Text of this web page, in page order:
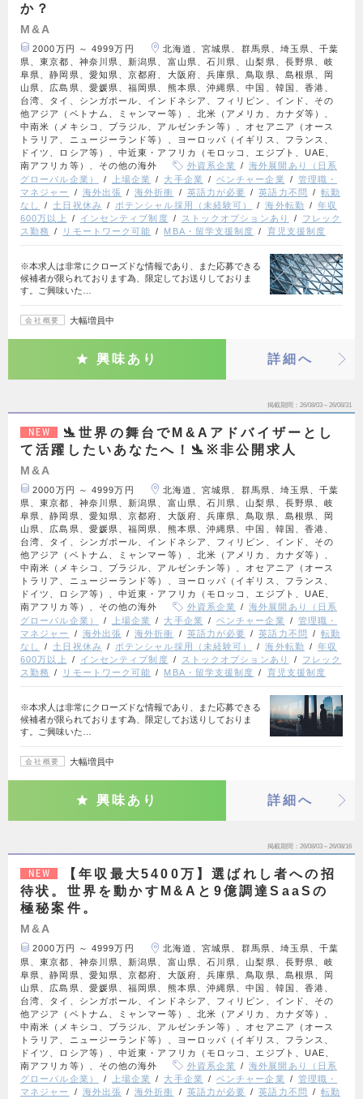
か？
M&A
2000万円 ～ 4999万円
北海道、宮城県、群馬県、埼玉県、千葉
県、東京都、神奈川県、新潟県、富山県、石川県、山梨県、長野県、岐
阜県、静岡県、愛知県、京都府、大阪府、兵庫県、鳥取県、島根県、岡
山県、広島県、愛媛県、福岡県、熊本県、沖縄県、中国、韓国、香港、
台湾、タイ、シンガポール、インドネシア、フィリピン、インド、その
他アジア（ベトナム、ミャンマー等）、北米（アメリカ、カナダ等）、
中南米（メキシコ、ブラジル、アルゼンチン等）、オセアニア（オース
トラリア、ニュージーランド等）、ヨーロッパ（イギリス、フランス、
ドイツ、ロシア等）、中近東・アフリカ（モロッコ、エジプト、UAE、
南アフリカ等）、その他の海外
外資系企業
海外展開あり（日系
グローバル企業）
上場企業 大手企業 ベンチャー企業
管理職・
マネジャー
海外出張 海外折衝 英語力が必要 英語力不問
転勤
なし
土日祝休み ポテンシャル採用（未経験可） 海外転勤
年収
600万以上
インセンティブ制度 ストックオプションあり
フレック
ス勤務
リモートワーク可能 MBA・留学支援制度 育児支援制度
※本求人は非常にクローズドな情報であり、また応募できる
候補者が限られております為、限定してお送りしておりま
す。ご興味いた…
会社概要 大幅増員中
興味あり 詳細へ
掲載期間 26/08/03～26/08/31
NEW
🛬世界の舞台でM&Aアドバイザーとし
て活躍したいあなたへ！🛬※非公開求人
M&A
2000万円 ～ 4999万円
北海道、宮城県、群馬県、埼玉県、千葉
県、東京都、神奈川県、新潟県、富山県、石川県、山梨県、長野県、岐
阜県、静岡県、愛知県、京都府、大阪府、兵庫県、鳥取県、島根県、岡
山県、広島県、愛媛県、福岡県、熊本県、沖縄県、中国、韓国、香港、
台湾、タイ、シンガポール、インドネシア、フィリピン、インド、その
他アジア（ベトナム、ミャンマー等）、北米（アメリカ、カナダ等）、
中南米（メキシコ、ブラジル、アルゼンチン等）、オセアニア（オース
トラリア、ニュージーランド等）、ヨーロッパ（イギリス、フランス、
ドイツ、ロシア等）、中近東・アフリカ（モロッコ、エジプト、UAE、
南アフリカ等）、その他の海外
外資系企業
海外展開あり（日系
グローバル企業）
上場企業 大手企業 ベンチャー企業
管理職・
マネジャー
海外出張 海外折衝 英語力が必要 英語力不問
転勤
なし
土日祝休み ポテンシャル採用（未経験可） 海外転勤
年収
600万以上
インセンティブ制度 ストックオプションあり
フレック
ス勤務
リモートワーク可能 MBA・留学支援制度 育児支援制度
※本求人は非常にクローズドな情報であり、また応募できる
候補者が限られております為、限定してお送りしておりま
す。ご興味いた…
会社概要 大幅増員中
興味あり 詳細へ
掲載期間 26/08/03～26/08/16
NEW
【年収最大5400万】選ばれし者への招
待状。世界を動かすM&Aと9億調達SaaSの
極秘案件。
M&A
2000万円 ～ 4999万円
北海道、宮城県、群馬県、埼玉県、千葉
県、東京都、神奈川県、新潟県、富山県、石川県、山梨県、長野県、岐
阜県、静岡県、愛知県、京都府、大阪府、兵庫県、鳥取県、島根県、岡
山県、広島県、愛媛県、福岡県、熊本県、沖縄県、中国、韓国、香港、
台湾、タイ、シンガポール、インドネシア、フィリピン、インド、その
他アジア（ベトナム、ミャンマー等）、北米（アメリカ、カナダ等）、
中南米（メキシコ、ブラジル、アルゼンチン等）、オセアニア（オース
トラリア、ニュージーランド等）、ヨーロッパ（イギリス、フランス、
ドイツ、ロシア等）、中近東・アフリカ（モロッコ、エジプト、UAE、
南アフリカ等）、その他の海外
外資系企業
海外展開あり（日系
グローバル企業）
上場企業 大手企業 ベンチャー企業
管理職・
マネジャー
海外出張 海外折衝 英語力が必要 英語力不問
転勤